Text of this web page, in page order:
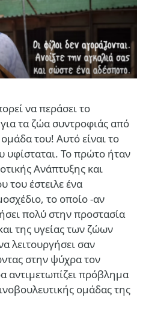
να περάσει το
τα ζώα συντροφιάς από
του! Αυτό είναι το
υφίσταται. Το πρώτο ήταν
Ανάπτυξης και
του έστειλε ένα
το οποίο -αν
πολύ στην προστασία
της υγείας των ζώων
λειτουργήσει σαν
στην ψύχρα τον
αντιμετωπίζει πρόβλημα
ομάδας της